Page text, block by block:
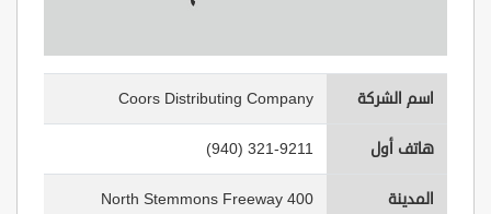
اسم الشركة Coors Distributing Company
هاتف أول (940) 321-9211
المدينة 400 North Stemmons Freeway